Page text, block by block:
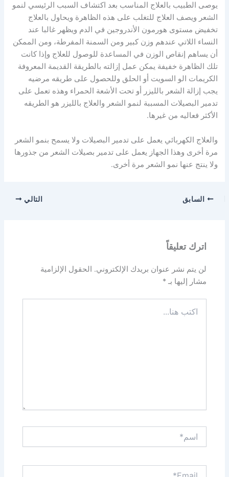
يوصى الطبيب بالعلاج المناسب بعد اكتشاف السبب الرئيسي لنمو
الشعر ويصف العلاج للتغلب على هذه الظاهرة ويحاول بالعلاج
تخفيض مستوى هورمون الأندروجين في الدم ويظهر غالبا عند
النساء اللاتي عندهم وزن كبير ومن السمنة المفرطة، ومن الممكن
أن يساهم إنقاص الوزن في المساعدة للوصول للعلاج وإذا كانت
تلك الظاهرة خفيفة يمكن عمل إزالته بالطريقة القديمة المعروفة
الكريمات الو السويت أو الحلق وللحصول على طريقه مرضيه
يجب إزالة الشعر بالليزر أو تحت الأشعة الحمراء وهذه تعمل على
تدمير البصيلات المسببة لنمو الشعر والعلاج بالليزر هو الطريقه
الأكثر فعاليه من غيرها.
والعلاج الكهربائي يعمل على تدمير البصيلات ولا يسمح بنمو الشعر
مرة أخرى وهذا الجهاز يعمل على تدمير بصيلات الشعر من جذورها
ولا ينتج عنها نمو الشعر مرة أخرى.
السابق التالي
اترك تعليقاً
لن يتم نشر عنوان بريدك الإلكتروني.
الحقول الإلزامية
مشار إليها بـ*
هنا...